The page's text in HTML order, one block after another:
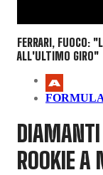
FERRARI, FUOCO:
ALL'ULTIMO GIRO"
DIAMANTI
ROOKIE A